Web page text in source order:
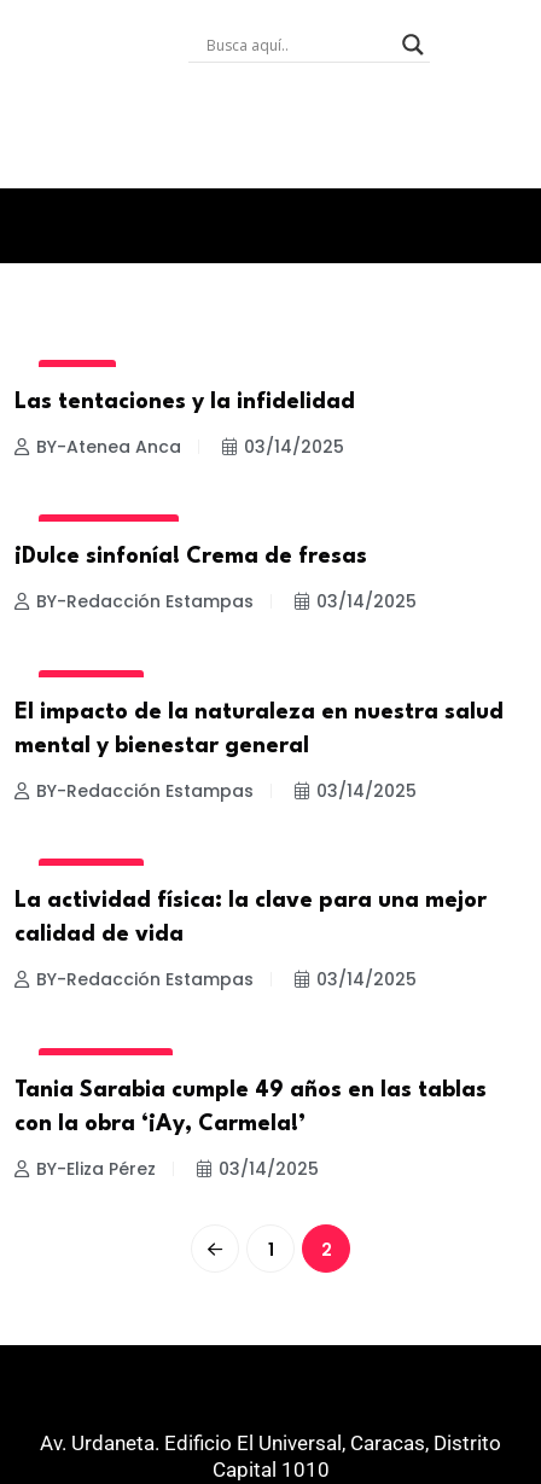
Las tentaciones y la infidelidad
BY-Atenea Anca 03/14/2025
¡Dulce sinfonía! Crema de fresas
BY-Redacción Estampas 03/14/2025
El impacto de la naturaleza en nuestra salud
mental y bienestar general
BY-Redacción Estampas 03/14/2025
La actividad física: la clave para una mejor
calidad de vida
BY-Redacción Estampas 03/14/2025
Tania Sarabia cumple 49 años en las tablas
con la obra ‘¡Ay, Carmela!’
BY-Eliza Pérez 03/14/2025
1 2
Av. Urdaneta. Edificio El Universal, Caracas, Distrito
Capital 1010